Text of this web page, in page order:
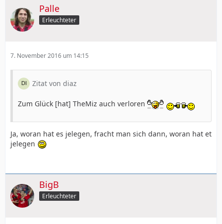
Palle
Erleuchteter
7. November 2016 um 14:15
Zitat von diaz
Zum Glück [hat] TheMiz auch verloren
Ja, woran hat es jelegen, fracht man sich dann, woran hat et
jelegen
BigB
Erleuchteter